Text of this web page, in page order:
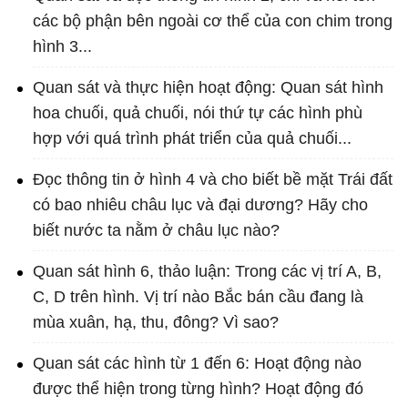
các bộ phận bên ngoài cơ thể của con chim trong
hình 3...
Quan sát và thực hiện hoạt động: Quan sát hình
hoa chuối, quả chuối, nói thứ tự các hình phù
hợp với quá trình phát triển của quả chuối...
Đọc thông tin ở hình 4 và cho biết bề mặt Trái đất
có bao nhiêu châu lục và đại dương? Hãy cho
biết nước ta nằm ở châu lục nào?
Quan sát hình 6, thảo luận: Trong các vị trí A, B,
C, D trên hình. Vị trí nào Bắc bán cầu đang là
mùa xuân, hạ, thu, đông? Vì sao?
Quan sát các hình từ 1 đến 6: Hoạt động nào
được thể hiện trong từng hình? Hoạt động đó